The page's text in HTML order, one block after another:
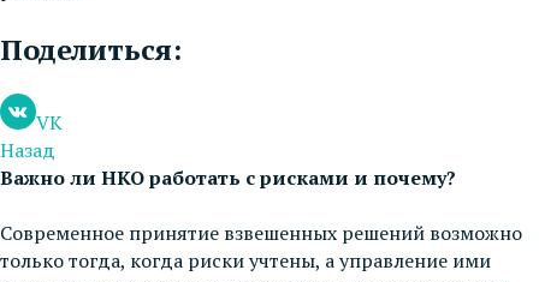
Поделиться:
VK
Назад
Важно ли НКО работать с рисками и почему?
Современное принятие взвешенных решений возможно
только тогда, когда риски учтены, а управление ими